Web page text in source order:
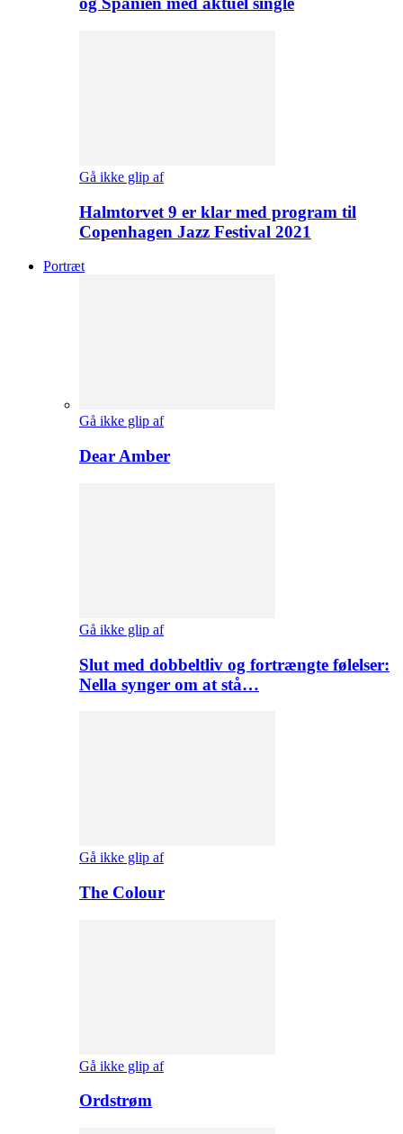
Gå ikke glip af
Halmtorvet 9 er klar med program til
Copenhagen Jazz Festival 2021
Portræt
Gå ikke glip af
Dear Amber
Gå ikke glip af
Slut med dobbeltliv og fortrængte følelser:
Nella synger om at stå…
Gå ikke glip af
The Colour
Gå ikke glip af
Ordstrøm